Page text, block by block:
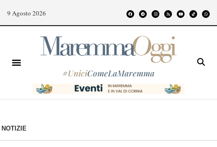
9 Agosto 2026
#UniciComeLaMaremma
NOTIZIE